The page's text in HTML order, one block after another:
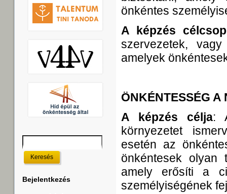
Keresés űrlap
Bejelentkezés
önkéntes
A képzés
szervezetek,
amelyek
ÖNKÉNTESSÉG
A képzés célja:
környezetet
esetén az
önkéntesek olyan
amely erősíti a
személyiségének